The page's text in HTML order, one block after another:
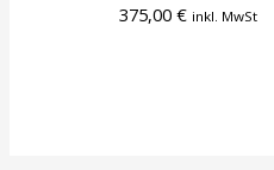
375,00€ inkl. MwSt